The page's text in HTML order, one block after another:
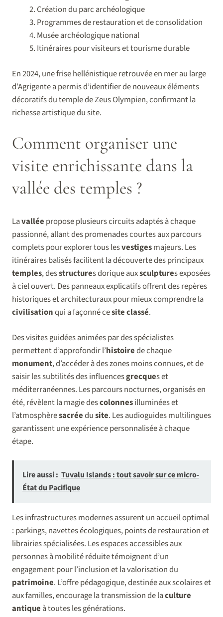
Création du parc archéologique
Programmes de restauration et de consolidation
Musée archéologique national
Itinéraires pour visiteurs et tourisme durable
En 2024, une frise hellénistique retrouvée en mer au large
d’Agrigente a permis d’identifier de nouveaux éléments
décoratifs du temple de Zeus Olympien, confirmant la
richesse artistique du site.
Comment organiser une
visite enrichissante dans la
vallée des temples ?
Lavallée propose plusieurs circuits adaptés à chaque
passionné, allant des promenades courtes aux parcours
complets pour explorer tous lesvestigesmajeurs. Les
itinéraires balisés facilitent la découverte des principaux
temples, desstructures dorique auxsculptures exposées
à ciel ouvert. Des panneaux explicatifs offrent des repères
historiques et architecturaux pour mieux comprendre la
civilisationqui a façonné cesiteclassé.
Des visites guidées animées par des spécialistes
permettent d’approfondir l’histoirede chaque
monument, d’accéder à des zones moins connues, et de
saisir les subtilités des influencesgrecques et
méditerranéennes. Les parcours nocturnes, organisés en
été, révèlent la magie descolonnesilluminées et
l’atmosphèresacréedusite. Les audioguides multilingues
garantissent une expérience personnalisée à chaque
étape.
Lire aussi : Tuvalu Islands : tout savoir sur ce micro-
État du Pacifique
Les infrastructures modernes assurent un accueil optimal
: parkings, navettes écologiques, points de restauration et
librairies spécialisées. Les espaces accessibles aux
personnes à mobilité réduite témoignent d’un
engagement pour l’inclusion et la valorisation du
patrimoine. L’offre pédagogique, destinée aux scolaires et
aux familles, encourage la transmission de laculture
antique à toutes les générations.